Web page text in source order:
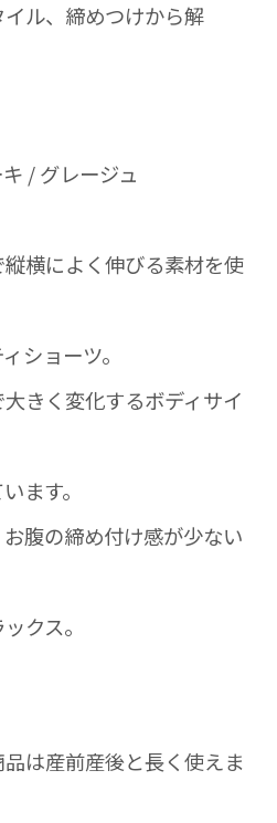
イル、締めつけから解
/ グレージュ
横によく伸びる素材を使
ショーツ。
きく変化するボディサイ
ます。
腹の締め付け感が少ない
クス。
は産前産後と長く使えま